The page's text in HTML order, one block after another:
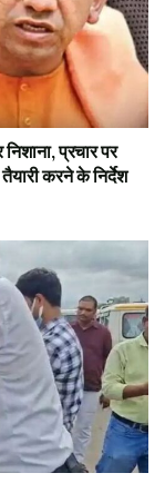
प्रचार पर
तैयारी करने के निर्देश